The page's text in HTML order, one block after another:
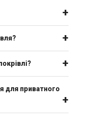
для приватного